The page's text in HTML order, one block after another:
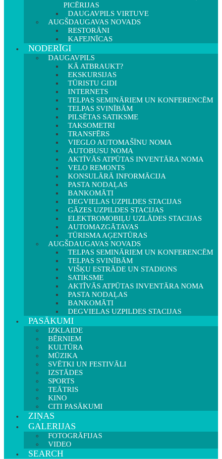
PICĒRIJAS
DAUGAVPILS VIRTUVE
AUGŠDAUGAVAS NOVADS
RESTORĀNI
KAFEJNĪCAS
NODERĪGI
DAUGAVPILS
KĀ ATBRAUKT?
EKSKURSIJAS
TŪRISTU GIDI
INTERNETS
TELPAS SEMINĀRIEM UN KONFERENCĒM
TELPAS SVINĪBĀM
PILSĒTAS SATIKSME
TAKSOMETRI
TRANSFĒRS
VIEGLO AUTOMAŠĪNU NOMA
AUTOBUSU NOMA
AKTĪVĀS ATPŪTAS INVENTĀRA NOMA
VELO REMONTS
KONSULĀRĀ INFORMĀCIJA
PASTA NODAĻAS
BANKOMĀTI
DEGVIELAS UZPILDES STACIJAS
GĀZES UZPILDES STACIJAS
ELEKTROMOBIĻU UZLĀDES STACIJAS
AUTOMAZGĀTAVAS
TŪRISMA AĢENTŪRAS
AUGŠDAUGAVAS NOVADS
TELPAS SEMINĀRIEM UN KONFERENCĒM
TELPAS SVINĪBĀM
VIŠĶU ESTRĀDE UN STADIONS
SATIKSME
AKTĪVĀS ATPŪTAS INVENTĀRA NOMA
PASTA NODAĻAS
BANKOMĀTI
DEGVIELAS UZPILDES STACIJAS
PASĀKUMI
IZKLAIDE
BĒRNIEM
KULTŪRA
MŪZIKA
SVĒTKI UN FESTIVĀLI
IZSTĀDES
SPORTS
TEĀTRIS
KINO
CITI PASĀKUMI
ZIŅAS
GALERIJAS
FOTOGRĀFIJAS
VIDEO
SEARCH